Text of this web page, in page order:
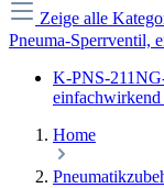
Zeige alle
Pneuma-Sperrventil,
K-PNS-
einfachwirkend
Home